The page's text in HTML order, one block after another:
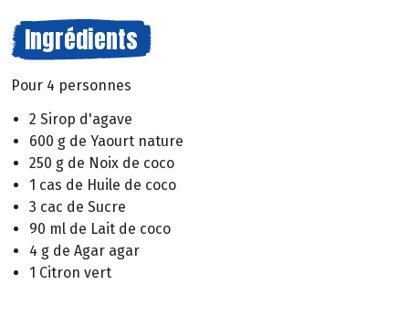
Ingrédients
Pour 4 personnes
2 Sirop d'agave
600 g de Yaourt nature
250 g de Noix de coco
1 cas de Huile de coco
3 cac de Sucre
90 ml de Lait de coco
4 g de Agar agar
1 Citron vert